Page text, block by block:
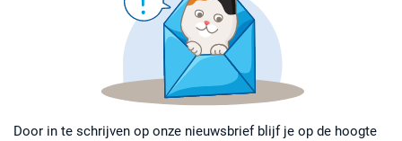
Door in te schrijven op onze nieuwsbrief blijf je op de hoogte